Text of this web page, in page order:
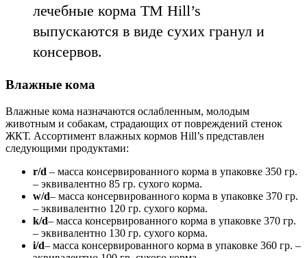
лечебные корма ТМ Hill’s
выпускаются в виде сухих гранул и
консервов.
Влажные кома
Влажные кома назначаются ослабленным, молодым
животным и собакам, страдающих от повреждений стенок
ЖКТ. Ассортимент влажных кормов Hill’s представлен
следующими продуктами:
r/d – масса консервированного корма в упаковке 350 гр.
– эквивалентно 85 гр. сухого корма.
w/d– масса консервированного корма в упаковке 370 гр.
– эквивалентно 120 гр. сухого корма.
k/d– масса консервированного корма в упаковке 370 гр.
– эквивалентно 130 гр. сухого корма.
i/d– масса консервированного корма в упаковке 360 гр. –